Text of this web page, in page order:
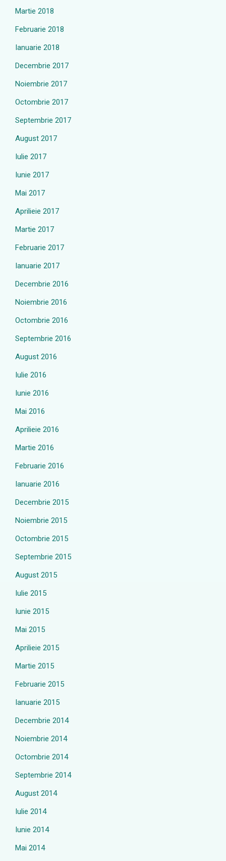
Martie 2018
Februarie 2018
Ianuarie 2018
Decembrie 2017
Noiembrie 2017
Octombrie 2017
Septembrie 2017
August 2017
Iulie 2017
Iunie 2017
Mai 2017
Aprilieie 2017
Martie 2017
Februarie 2017
Ianuarie 2017
Decembrie 2016
Noiembrie 2016
Octombrie 2016
Septembrie 2016
August 2016
Iulie 2016
Iunie 2016
Mai 2016
Aprilieie 2016
Martie 2016
Februarie 2016
Ianuarie 2016
Decembrie 2015
Noiembrie 2015
Octombrie 2015
Septembrie 2015
August 2015
Iulie 2015
Iunie 2015
Mai 2015
Aprilieie 2015
Martie 2015
Februarie 2015
Ianuarie 2015
Decembrie 2014
Noiembrie 2014
Octombrie 2014
Septembrie 2014
August 2014
Iulie 2014
Iunie 2014
Mai 2014